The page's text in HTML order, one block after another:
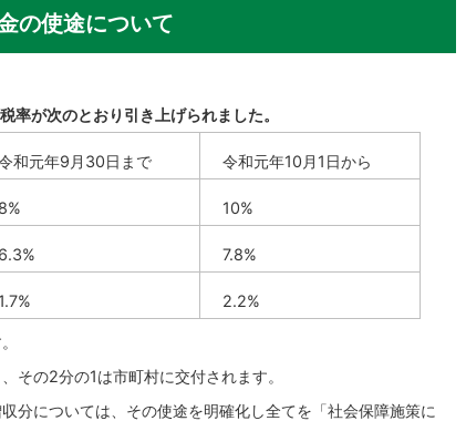
の使途について
率が次のとおり引き上げられました。
和元年9月30日まで 令和元年10月1日から
8% 10%
6.3% 7.8%
1.7% 2.2%
その2分の1は市町村に交付されます。
分については、その使途を明確化し全てを「社会保障施策に